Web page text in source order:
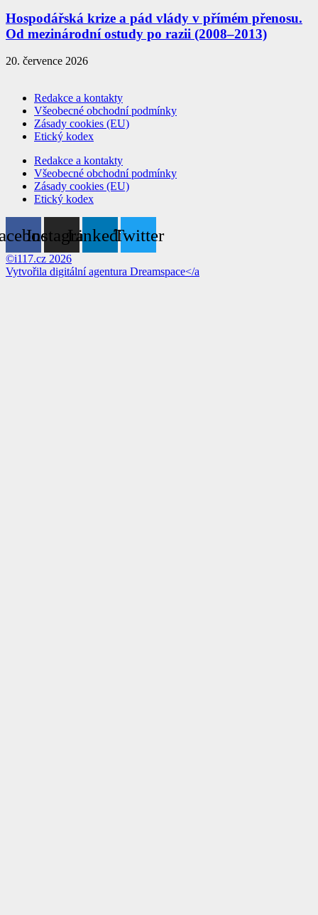
Hospodářská krize a pád vlády v přímém přenosu.
Od mezinárodní ostudy po razii (2008–2013)
20. července 2026
Redakce a kontakty
Všeobecné obchodní podmínky
Zásady cookies (EU)
Etický kodex
Redakce a kontakty
Všeobecné obchodní podmínky
Zásady cookies (EU)
Etický kodex
InstagramLinkedinTwitter
©i117.cz 2026
Vytvořila digitální agentura Dreamspace</a